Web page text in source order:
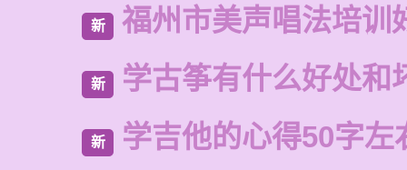
新 福州市美声唱法培训
新 学古筝有什么好处和
新 学吉他的心得50字左